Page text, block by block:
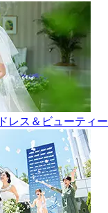
ドレス＆ビューティー